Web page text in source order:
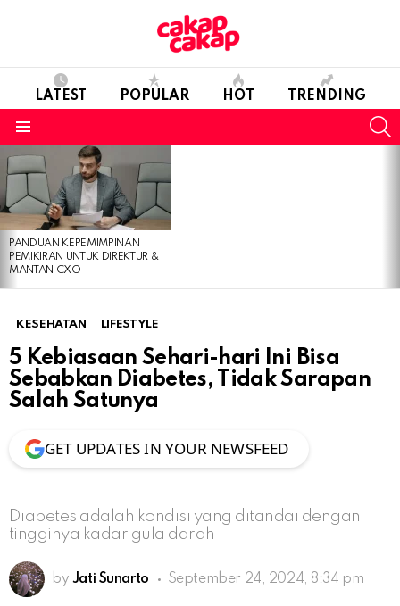
LATEST POPULAR HOT TRENDING
LATEST
STORIES
PANDUAN KEPEMIMPINAN
PEMIKIRAN UNTUK DIREKTUR &
MANTAN CXO
KESEHATAN LIFESTYLE
5 Kebiasaan Sehari-hari Ini Bisa
Sebabkan Diabetes, Tidak Sarapan
Salah Satunya
GET UPDATES IN YOUR NEWSFEED
Diabetes adalah kondisi yang ditandai dengan
tingginya kadar gula darah
by Jati Sunarto September 24, 2024, 8:34 pm